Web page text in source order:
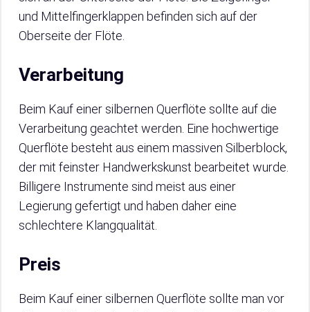
und Mittelfingerklappen befinden sich auf der
Oberseite der Flöte.
Verarbeitung
Beim Kauf einer silbernen Querflöte sollte auf die
Verarbeitung geachtet werden. Eine hochwertige
Querflöte besteht aus einem massiven Silberblock,
der mit feinster Handwerkskunst bearbeitet wurde.
Billigere Instrumente sind meist aus einer
Legierung gefertigt und haben daher eine
schlechtere Klangqualität.
Preis
Beim Kauf einer silbernen Querflöte sollte man vor